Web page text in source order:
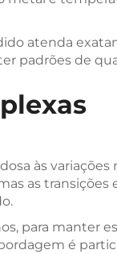
atenda
padrões de
às variações
as transições
para manter
é